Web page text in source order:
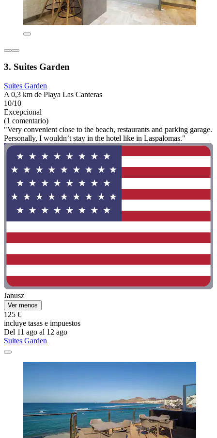
3. Suites Garden
Suites Garden
A 0,3 km de Playa Las Canteras
10/10
Excepcional
(1 comentario)
"Very convenient close to the beach, restaurants and parking garage.
Personally, I wouldn’t stay in the hotel like in Laspalomas."
Janusz
Ver menos
125 €
incluye tasas e impuestos
Del 11 ago al 12 ago
Suites Garden